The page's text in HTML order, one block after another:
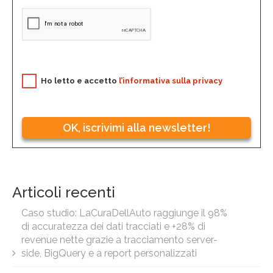
Ho letto e accetto l’informativa sulla privacy
OK, iscrivimi alla newsletter!
Articoli recenti
Caso studio: LaCuraDellAuto raggiunge il 98%
di accuratezza dei dati tracciati e +28% di
revenue nette grazie a tracciamento server-
side, BigQuery e a report personalizzati